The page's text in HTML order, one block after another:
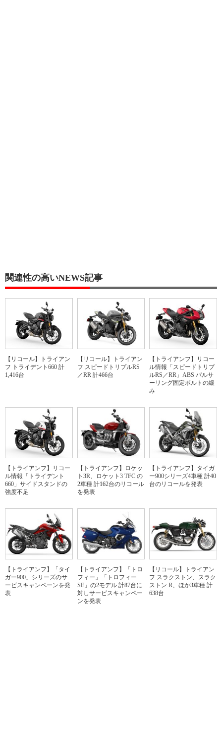
関連性の高いNEWS記事
【リコール】トライアン
フ トライデント660 計
1,416台
【リコール】トライアン
フ スピードトリプルRS
／RR 計466台
【トライアンフ】リコー
ル情報「スピードトリプ
ルRS／RR」ABS パルサ
ーリング固定ボルトの緩
み
【トライアンフ】リコー
ル情報「トライデント
660」サイドスタンドの
強度不足
【トライアンフ】ロケッ
ト3R、ロケット3 TFC の
2車種 計162台のリコール
を発表
【トライアンフ】タイガ
ー900シリーズ4車種 計40
台のリコールを発表
【トライアンフ】「タイ
ガー900」シリーズのサ
ービスキャンペーンを発
表
【トライアンフ】「トロ
フィー」「トロフィー
SE」の2モデル 計87台に
対しサービスキャンペー
ンを発表
【リコール】トライアン
フ スラクストン、スラク
ストン R、ほか3車種 計
638台